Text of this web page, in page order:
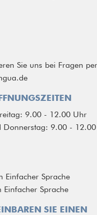
Sie uns bei Fragen
9.00 - 12.00 Uhr
Donnerstag: 9.00 -
Einfacher Sprache
Einfacher Sprache
SIE EINEN